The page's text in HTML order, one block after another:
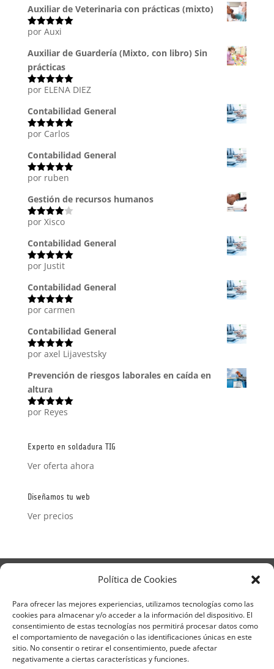
Política de Cookies
Para ofrecer las mejores experiencias, utilizamos tecnologías como las
cookies para almacenar y/o acceder a la información del dispositivo. El
consentimiento de estas tecnologías nos permitirá procesar datos como
el comportamiento de navegación o las identificaciones únicas en este
sitio. No consentir o retirar el consentimiento, puede afectar
negativamente a ciertas características y funciones.
Auxiliar de Veterinaria con prácticas (mixto)
Valorado
por Auxi
Auxiliar de Guardería (Mixto, con libro) Sin
prácticas
Valorado
por ELENA DIEZ
Contabilidad General
Valorado
por Carlos
Contabilidad General
Valorado
por ruben
Gestión de recursos humanos
Valorado
5
por Xisco
Contabilidad General
Valorado
por Justit
Contabilidad General
Valorado
por carmen
Contabilidad General
Valorado
por axel Lijavestsky
Prevención de riesgos laborales en caída en
altura
Valorado
por Reyes
Experto en soldadura TIG
Ver oferta ahora
Diseñamos tu web
Ver precios
Aviso Legal
Política de Privacidad
Política de Cookies
Formulario de Datos necesarios para alta
Métodos de pago SEQURA
Métodos de pago
Formulario de Acción Formativa
Formulario de responsabilidad de APPCC